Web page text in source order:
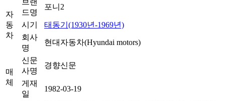
자
동
차
드명
포니2
시기
태동기(1930년-1969년)
회사
명
현대자동차(Hyundai motors)
매
체
신문
사명
경향신문
게재
일
1982-03-19